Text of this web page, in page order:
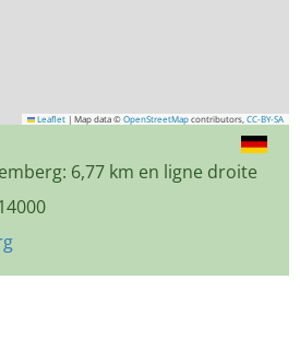
Leaflet | Map data © OpenStreetMap contributors, CC-BY-SA
6,77 km en ligne droite